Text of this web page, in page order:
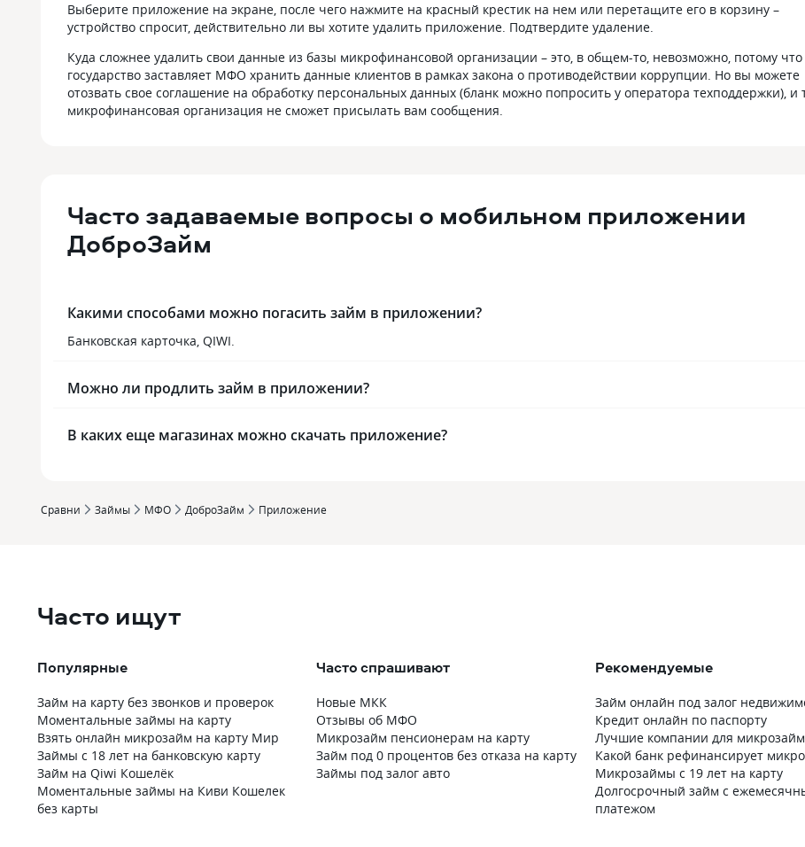
Выберите приложение на экране, после чего нажмите на красный крестик на нем или перетащите его в корзину –
устройство спросит, действительно ли вы хотите удалить приложение. Подтвердите удаление.
Куда сложнее удалить свои данные из базы микрофинансовой организации – это, в общем-то, невозможно, потому что
государство заставляет МФО хранить данные клиентов в рамках закона о противодействии коррупции. Но вы можете
отозвать свое соглашение на обработку персональных данных (бланк можно попросить у оператора техподдержки), и
микрофинансовая организация не сможет присылать вам сообщения.
Часто задаваемые вопросы о мобильном приложении
ДоброЗайм
Какими способами можно погасить займ в приложении?
Банковская карточка, QIWI.
Можно ли продлить займ в приложении?
В каких еще магазинах можно скачать приложение?
Сравни Займы МФО ДоброЗайм Приложение
Часто ищут
Популярные
Займ на карту без звонков и проверок
Моментальные займы на карту
Взять онлайн микрозайм на карту Мир
Займы с 18 лет на банковскую карту
Займ на Qiwi Кошелёк
Моментальные займы на Киви Кошелек
без карты
Часто спрашивают
Новые МКК
Отзывы об МФО
Микрозайм пенсионерам на карту
Займ под 0 процентов без отказа на карту
Займы под залог авто
Рекомендуемые
Займ онлайн под залог
Кредит онлайн по паспорту
Лучшие компании для
Какой банк рефинансирует
Микрозаймы с 19 лет на карту
Долгосрочный займ с
платежом